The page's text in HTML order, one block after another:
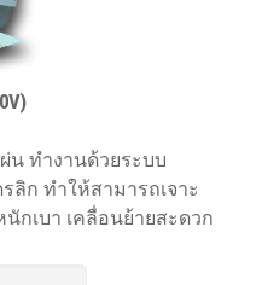
ทำงานด้วยระบบ
ลิก ทำให้สามารถเจาะ
กเบา เคลื่อนย้ายสะดวก